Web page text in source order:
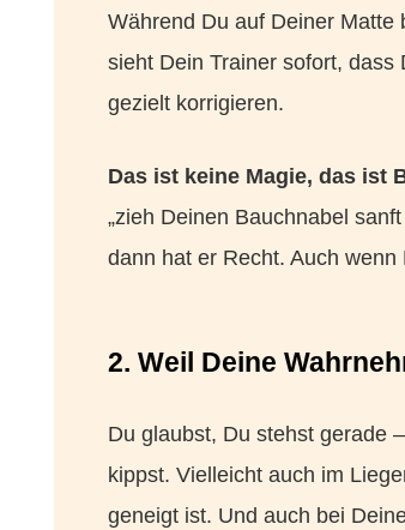
Während Du auf Deiner Matte
sieht Dein Trainer sofort,
gezielt korrigieren.
Das ist keine Magie, das ist
„zieh Deinen Bauchnabel
dann hat er Recht. Auch
2. Weil Deine
Du glaubst, Du stehst gerade
kippst. Vielleicht auch im
geneigt ist. Und auch bei